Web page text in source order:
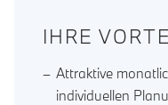
IHRE
Attraktive
individuellen